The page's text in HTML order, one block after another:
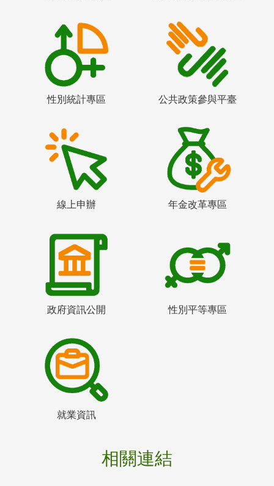
性別統計專區 公共政策參與平臺
線上申辦 年金改革專區
政府資訊公開 性別平等專區
就業資訊
相關連結